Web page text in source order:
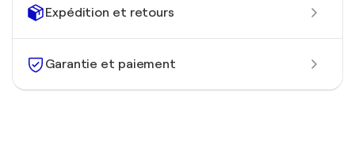
Expédition et retours
Garantie et paiement